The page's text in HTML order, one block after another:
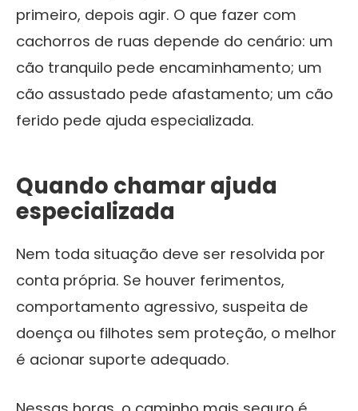
primeiro, depois agir. O que fazer com
cachorros de ruas depende do cenário: um
cão tranquilo pede encaminhamento; um
cão assustado pede afastamento; um cão
ferido pede ajuda especializada.
Quando chamar ajuda
especializada
Nem toda situação deve ser resolvida por
conta própria. Se houver ferimentos,
comportamento agressivo, suspeita de
doença ou filhotes sem proteção, o melhor
é acionar suporte adequado.